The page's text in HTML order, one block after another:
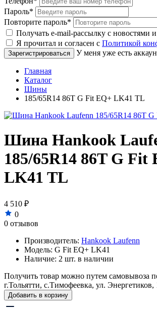
Пароль*
Повторите пароль*
Получать e-mail-рассылку с новостями
Я прочитал и согласен с Политикой
У меня уже есть
Главная
Каталог
Шины
185/65R14 86T G Fit EQ+ LK41 TL
Шина Hankook
185/65R14 86T G Fit
LK41 TL
4 510 ₽
0
0 отзывов
Производитель: Hankook Laufenn
Модель: G Fit EQ+ LK41
Наличие: 2 шт. в наличии
Получить товар можно путем самовывоза
г.Тольятти, с.Тимофеевка, ул. Энергетиков,
Добавить в корзину